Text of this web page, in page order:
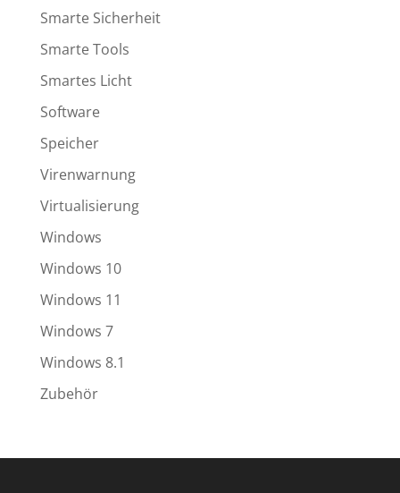
Smarte Sicherheit
Smarte Tools
Smartes Licht
Software
Speicher
Virenwarnung
Virtualisierung
Windows
Windows 10
Windows 11
Windows 7
Windows 8.1
Zubehör